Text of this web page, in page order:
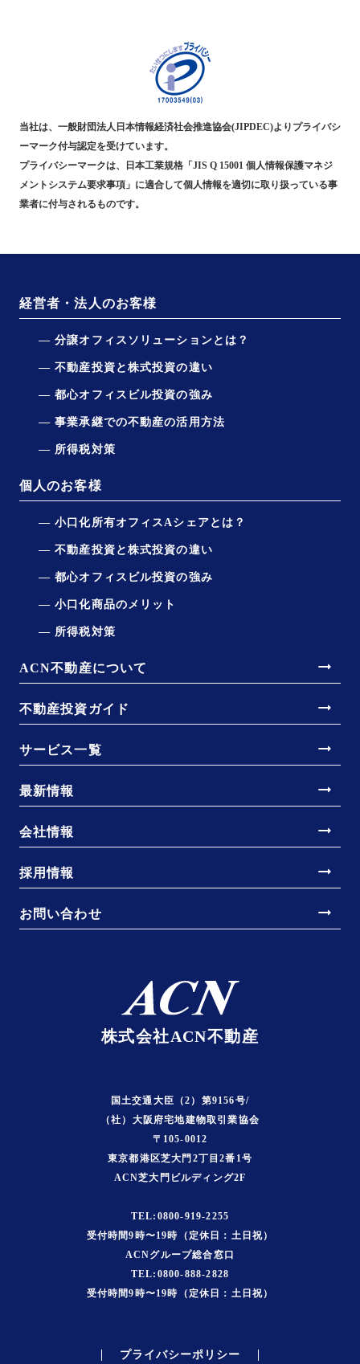
当社は、一般財団法人日本情報経済社会推進協会(JIPDEC)よりプライバシ
ーマーク付与認定を受けています。
プライバシーマークは、日本工業規格「JIS Q 15001 個人情報保護マネジ
メントシステム要求事項」に適合して個人情報を適切に取り扱っている事
業者に付与されるものです。
経営者・法人のお客様
分譲オフィスソリューションとは？
不動産投資と株式投資の違い
都心オフィスビル投資の強み
事業承継での不動産の活用方法
所得税対策
個人のお客様
小口化所有オフィスAシェアとは？
不動産投資と株式投資の違い
都心オフィスビル投資の強み
小口化商品のメリット
所得税対策
ACN不動産について arrow_right_alt
不動産投資ガイド arrow_right_alt
サービス一覧 arrow_right_alt
最新情報 arrow_right_alt
会社情報 arrow_right_alt
採用情報 arrow_right_alt
お問い合わせ arrow_right_alt
株式会社ACN不動産
国土交通大臣（2）第9156号/
（社）大阪府宅地建物取引業協会
〒105-0012
東京都港区芝大門2丁目2番1号
ACN芝大門ビルディング2F
TEL:0800-919-2255
受付時間9時〜19時（定休日：土日祝）
ACNグループ総合窓口
TEL:0800-888-2828
受付時間9時〜19時（定休日：土日祝）
プライバシーポリシー